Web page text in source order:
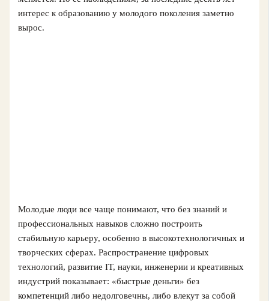
интерес к образованию у молодого поколения заметно
вырос.
Молодые люди все чаще понимают, что без знаний и
профессиональных навыков сложно построить
стабильную карьеру, особенно в высокотехнологичных и
творческих сферах. Распространение цифровых
технологий, развитие IT, науки, инженерии и креативных
индустрий показывает: «быстрые деньги» без
компетенций либо недолговечны, либо влекут за собой